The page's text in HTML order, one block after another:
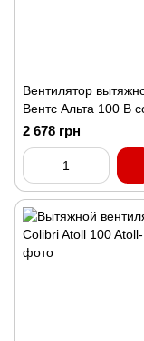
Вентилятор
Вентс Альта 100 В
шнурковым
2 678 грн